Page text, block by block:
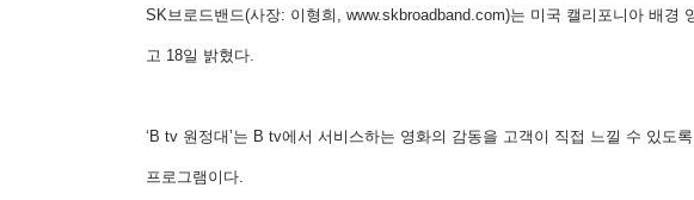
SK브로드밴드(사장: 이형희, www.skbroadband.com)는 미국 캘리포니아 배경
고 18일 밝혔다.
‘B tv 원정대’는 B tv에서 서비스하는 영화의 감동을 고객이 직접 느낄 수 있
프로그램이다.